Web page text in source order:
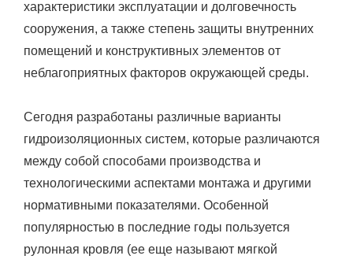
характеристики эксплуатации и долговечность
сооружения, а также степень защиты внутренних
помещений и конструктивных элементов от
неблагоприятных факторов окружающей среды.
Сегодня разработаны различные варианты
гидроизоляционных систем, которые различаются
между собой способами производства и
технологическими аспектами монтажа и другими
нормативными показателями. Особенной
популярностью в последние годы пользуется
рулонная кровля (ее еще называют мягкой